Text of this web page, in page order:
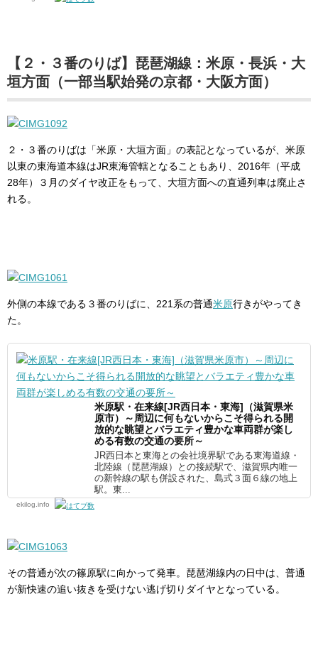
【２・３番のりば】琵琶湖線：米原・長浜・大
垣方面（一部当駅始発の京都・大阪方面）
２・３番のりばは「米原・大垣方面」の表記となっているが、米原
以東の東海道本線はJR東海管轄となることもあり、2016年（平成
28年）３月のダイヤ改正をもって、大垣方面への直通列車は廃止さ
れる。
外側の本線である３番のりばに、221系の普通米原行きがやってき
た。
米原駅・在来線[JR西日本・東海]（滋賀県米
原市）～周辺に何もないからこそ得られる開
放的な眺望とバラエティ豊かな車両群が楽し
める有数の交通の要所～
JR西日本と東海との会社境界駅である東海道線・
北陸線（琵琶湖線）との接続駅で、滋賀県内唯一
の新幹線の駅も併設された、島式３面６線の地上
駅。東...
ekilog.info
その普通が次の篠原駅に向かって発車。琵琶湖線内の日中は、普通
が新快速の追い抜きを受けない逃げ切りダイヤとなっている。